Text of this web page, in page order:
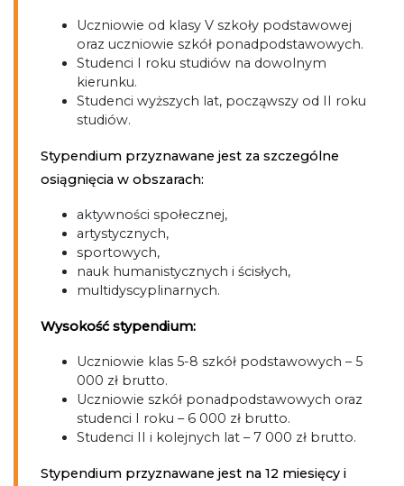
Uczniowie od klasy V szkoły podstawowej
oraz uczniowie szkół ponadpodstawowych.
Studenci I roku studiów na dowolnym
kierunku.
Studenci wyższych lat, począwszy od II roku
studiów.
Stypendium przyznawane jest za szczególne
osiągnięcia w obszarach:
aktywności społecznej,
artystycznych,
sportowych,
nauk humanistycznych i ścisłych,
multidyscyplinarnych.
Wysokość stypendium:
Uczniowie klas 5-8 szkół podstawowych – 5
000 zł brutto.
Uczniowie szkół ponadpodstawowych oraz
studenci I roku – 6 000 zł brutto.
Studenci II i kolejnych lat – 7 000 zł brutto.
Stypendium przyznawane jest na 12 miesięcy i